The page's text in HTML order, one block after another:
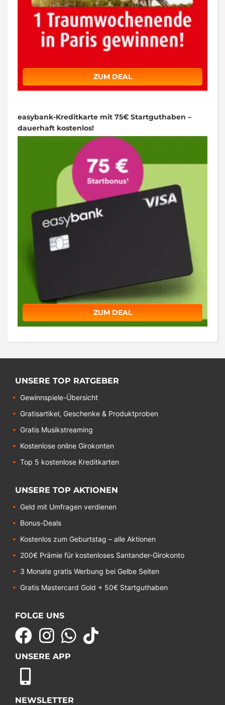
ZUM DEAL
easybank-Kreditkarte mit 75€ Startguthaben –
dauerhaft kostenlos!
ZUM DEAL
UNSERE TOP RATGEBER
Gewinnspiele-Übersicht
Gratisartikel, Geschenke & Produktproben
Gratis Musikstreaming
Kostenlose online Girokonten
Top 5 kostenlose Kreditkarten
UNSERE TOP AKTIONEN
Geld mit Umfragen verdienen
Bonus-Deals
Kostenlos zum Geburtstag – alle Aktionen
200€ Prämie für kostenloses Santander-Girokonto
3 Monate gratis Werbung bei Gelbe Seiten
Gratis Mastercard Gold + 50€ Startguthaben
FOLGE UNS
UNSERE APP
NEWSLETTER